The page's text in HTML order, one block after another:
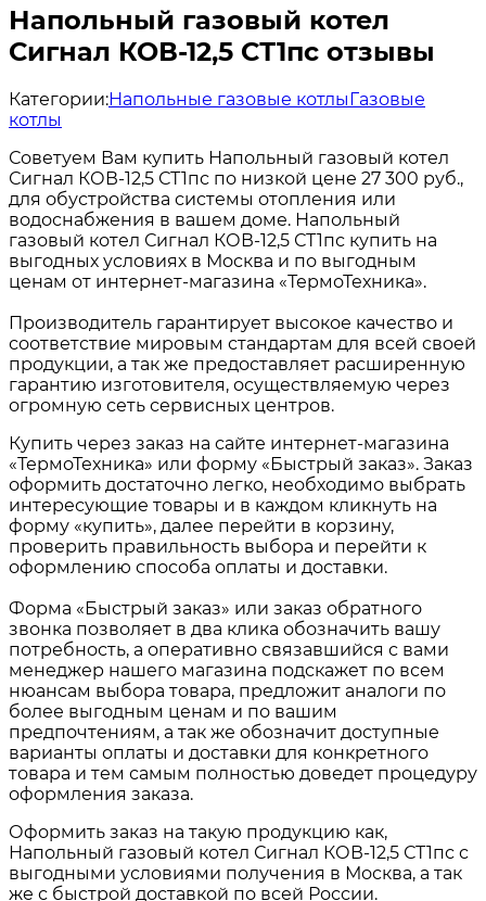
Напольный газовый котел
Сигнал КОВ-12,5 СТ1пс отзывы
Категории:Напольные газовые котлыГазовые
котлы
Советуем Вам купить Напольный газовый котел
Сигнал КОВ-12,5 СТ1пс по низкой цене 27 300 руб.,
для обустройства системы отопления или
водоснабжения в вашем доме. Напольный
газовый котел Сигнал КОВ-12,5 СТ1пс купить на
выгодных условиях в Москва и по выгодным
ценам от интернет-магазина «ТермоТехника».
Производитель гарантирует высокое качество и
соответствие мировым стандартам для всей своей
продукции, а так же предоставляет расширенную
гарантию изготовителя, осуществляемую через
огромную сеть сервисных центров.
Купить через заказ на сайте интернет-магазина
«ТермоТехника» или форму «Быстрый заказ». Заказ
оформить достаточно легко, необходимо выбрать
интересующие товары и в каждом кликнуть на
форму «купить», далее перейти в корзину,
проверить правильность выбора и перейти к
оформлению способа оплаты и доставки.
Форма «Быстрый заказ» или заказ обратного
звонка позволяет в два клика обозначить вашу
потребность, а оперативно связавшийся с вами
менеджер нашего магазина подскажет по всем
нюансам выбора товара, предложит аналоги по
более выгодным ценам и по вашим
предпочтениям, а так же обозначит доступные
варианты оплаты и доставки для конкретного
товара и тем самым полностью доведет процедуру
оформления заказа.
Оформить заказ на такую продукцию как,
Напольный газовый котел Сигнал КОВ-12,5 СТ1пс с
выгодными условиями получения в Москва, а так
же с быстрой доставкой по всей России.